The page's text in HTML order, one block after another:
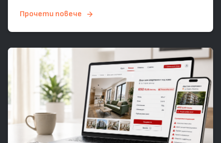
инфраструктура и средни офертни цени на
квадратен метър.
Прочети повече